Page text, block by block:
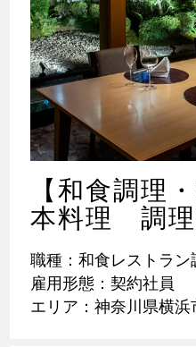
【和食調理
本料理 調理
職種：和食レストラン
雇用形態：契約社員
エリア：神奈川県横浜